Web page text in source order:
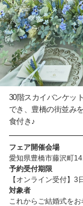
30階スカイバンケッ
でき、豊橋の街並み
食付き♪
フェア開催会場
愛知県豊橋市藤沢町
予約受付期限
【オンライン受付】
対象者
これからご結婚式を